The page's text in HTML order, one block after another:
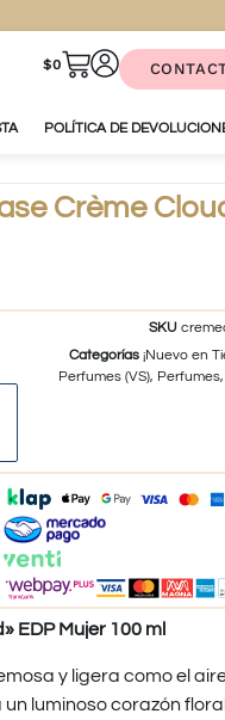
$0
POLÍTICA DE
Crème
SKU
Categorías ¡Nuevo en
Perfumes (VS), Perfumes
EDP Mujer 100 ml
y ligera como el
luminoso corazón